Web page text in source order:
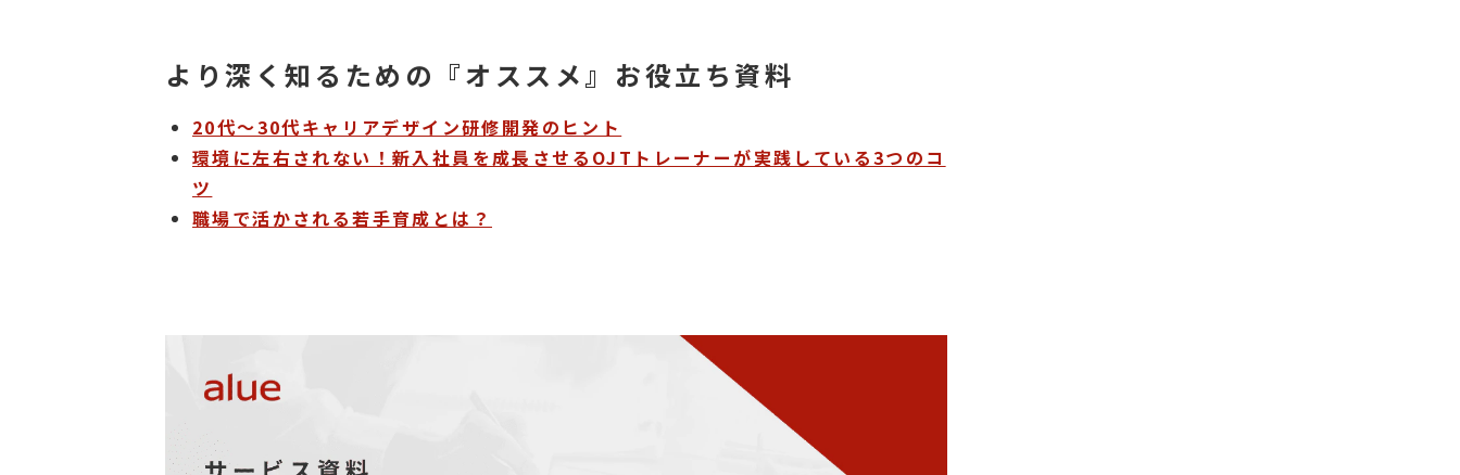
より深く知るための『オススメ』お役立ち資料
20代～30代キャリアデザイン研修開発のヒント
環境に左右されない！新入社員を成長させるOJTトレーナーが実践している3つのコ
ツ
職場で活かされる若⼿育成とは？